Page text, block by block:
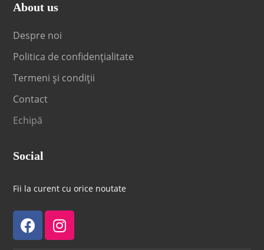
About us
Despre noi
Politica de confidențialitate
Termeni și condiții
Contact
Echipă
Social
Fii la curent cu orice noutate